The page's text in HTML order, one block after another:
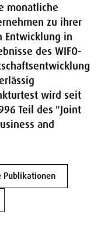
monatliche
zu ihrer
Entwicklung in
des WIFO-
wird seit
Teil des "Joint
and
Publikationen